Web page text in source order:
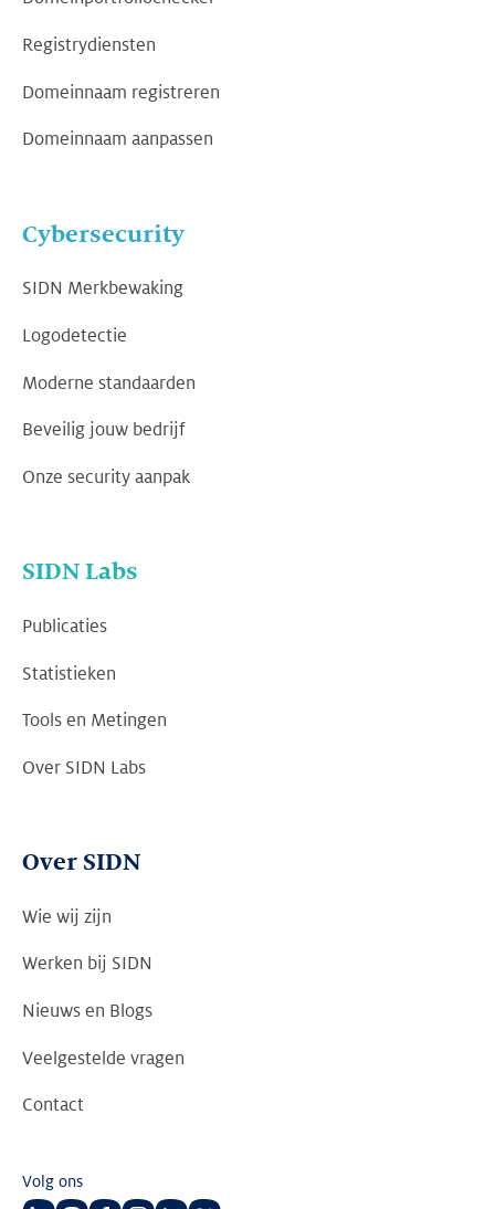
Registrydiensten
Domeinnaam registreren
Domeinnaam aanpassen
Cybersecurity
SIDN Merkbewaking
Logodetectie
Moderne standaarden
Beveilig jouw bedrijf
Onze security aanpak
SIDN Labs
Publicaties
Statistieken
Tools en Metingen
Over SIDN Labs
Over SIDN
Wie wij zijn
Werken bij SIDN
Nieuws en Blogs
Veelgestelde vragen
Contact
Volg ons